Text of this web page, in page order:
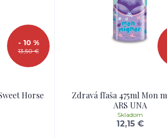
13,50 €
- 10 %
Horse
Zdravá fľaša 475ml Mon
ARS UNA
12,15 €
Skladom